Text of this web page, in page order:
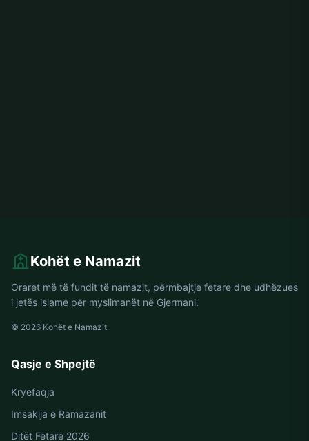
Kohët e Namazit
Oraret më të fundit të namazit, përmbajtje fetare dhe udhëzues
i jetës islame për myslimanët në Gjermani.
© 2026 Kohët e Namazit
Qasje e Shpejtë
Kryefaqja
Imsakija e Ramazanit
Ditët Fetare 2026